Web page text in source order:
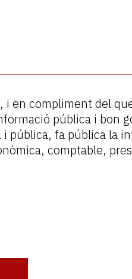
i en compliment del
pública i bon
pública, fa pública la
comptable,